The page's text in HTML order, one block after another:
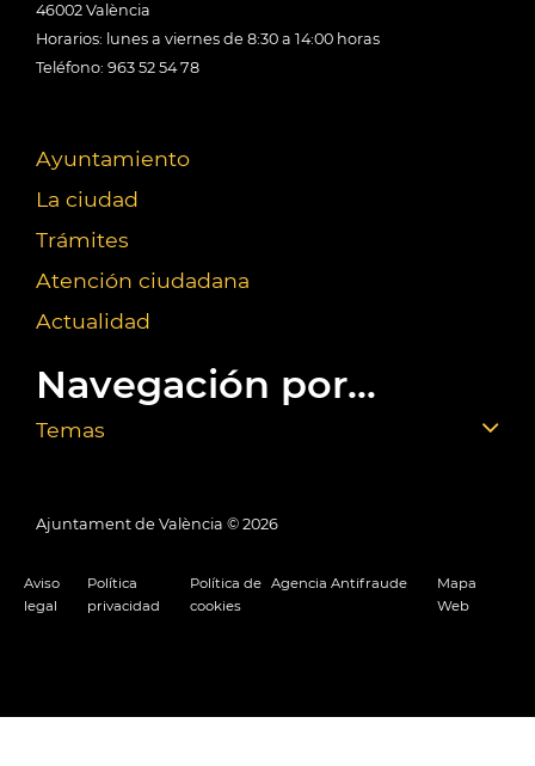
46002 València
Horarios: lunes a viernes de 8:30 a 14:00 horas
Teléfono: 963 52 54 78
Ayuntamiento
La ciudad
Trámites
Atención ciudadana
Actualidad
Navegación por...
Temas
Ajuntament de València © 2026
Aviso
legal
Política
privacidad
Política de
cookies
Agencia Antifraude
Mapa
Web